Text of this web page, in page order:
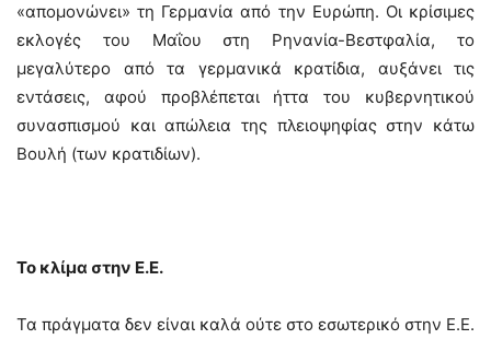
«απομονώνει» τη Γερμανία από την Ευρώπη. Οι κρίσιμες
εκλογές του Μαΐου στη Ρηνανία-Βεστφαλία, το
μεγαλύτερο από τα γερμανικά κρατίδια, αυξάνει τις
εντάσεις, αφού προβλέπεται ήττα του κυβερνητικού
συνασπισμού και απώλεια της πλειοψηφίας στην κάτω
Βουλή (των κρατιδίων).
Το κλίμα στην Ε.Ε.
Τα πράγματα δεν είναι καλά ούτε στο εσωτερικό στην Ε.Ε.